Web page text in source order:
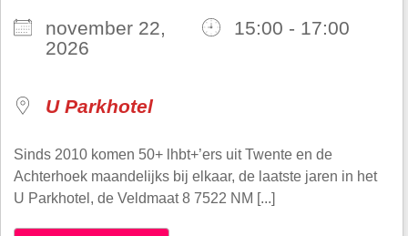
november 22,
2026
15:00 - 17:00
U Parkhotel
Sinds 2010 komen 50+ lhbt+’ers uit Twente en de
Achterhoek maandelijks bij elkaar, de laatste jaren in het
U Parkhotel, de Veldmaat 8 7522 NM [...]